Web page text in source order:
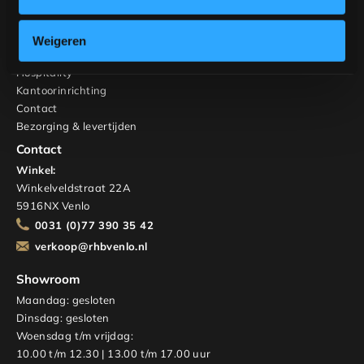
Weigeren
RHB Home & Living
Hospitality
Kantoorinrichting
Contact
Bezorging & levertijden
Contact
Winkel:
Winkelveldstraat 22A
5916NX Venlo
0031 (0)77 390 35 42
verkoop@rhbvenlo.nl
Showroom
Maandag: gesloten
Dinsdag: gesloten
Woensdag t/m vrijdag:
10.00 t/m 12.30 | 13.00 t/m 17.00 uur